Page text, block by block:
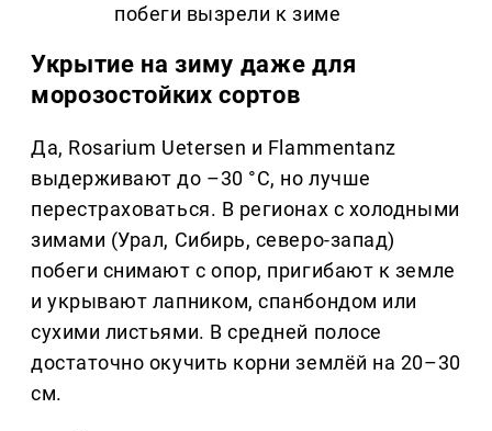
побеги вызрели к зиме
Укрытие на зиму даже для
морозостойких сортов
Да, Rosarium Uetersen и Flammentanz
выдерживают до –30 °C, но лучше
перестраховаться. В регионах с холодными
зимами (Урал, Сибирь, северо-запад)
побеги снимают с опор, пригибают к земле
и укрывают лапником, спанбондом или
сухими листьями. В средней полосе
достаточно окучить корни землёй на 20–30
см.